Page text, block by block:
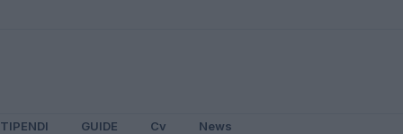
GUIDE Cv News